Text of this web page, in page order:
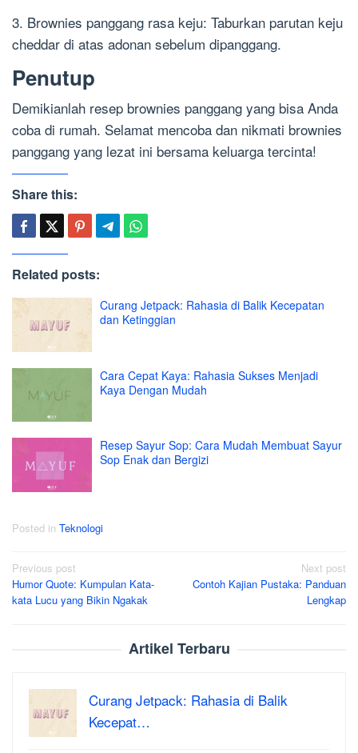
3. Brownies panggang rasa keju: Taburkan parutan keju
cheddar di atas adonan sebelum dipanggang.
Penutup
Demikianlah resep brownies panggang yang bisa Anda
coba di rumah. Selamat mencoba dan nikmati brownies
panggang yang lezat ini bersama keluarga tercinta!
Share this:
Related posts:
Curang Jetpack: Rahasia di Balik Kecepatan
dan Ketinggian
Cara Cepat Kaya: Rahasia Sukses Menjadi
Kaya Dengan Mudah
Resep Sayur Sop: Cara Mudah Membuat Sayur
Sop Enak dan Bergizi
Posted in Teknologi
Post
navigation
Previous post
Humor Quote: Kumpulan Kata-
kata Lucu yang Bikin Ngakak
Next post
Contoh Kajian Pustaka: Panduan
Lengkap
Artikel Terbaru
Curang Jetpack: Rahasia di Balik
Kecepat…